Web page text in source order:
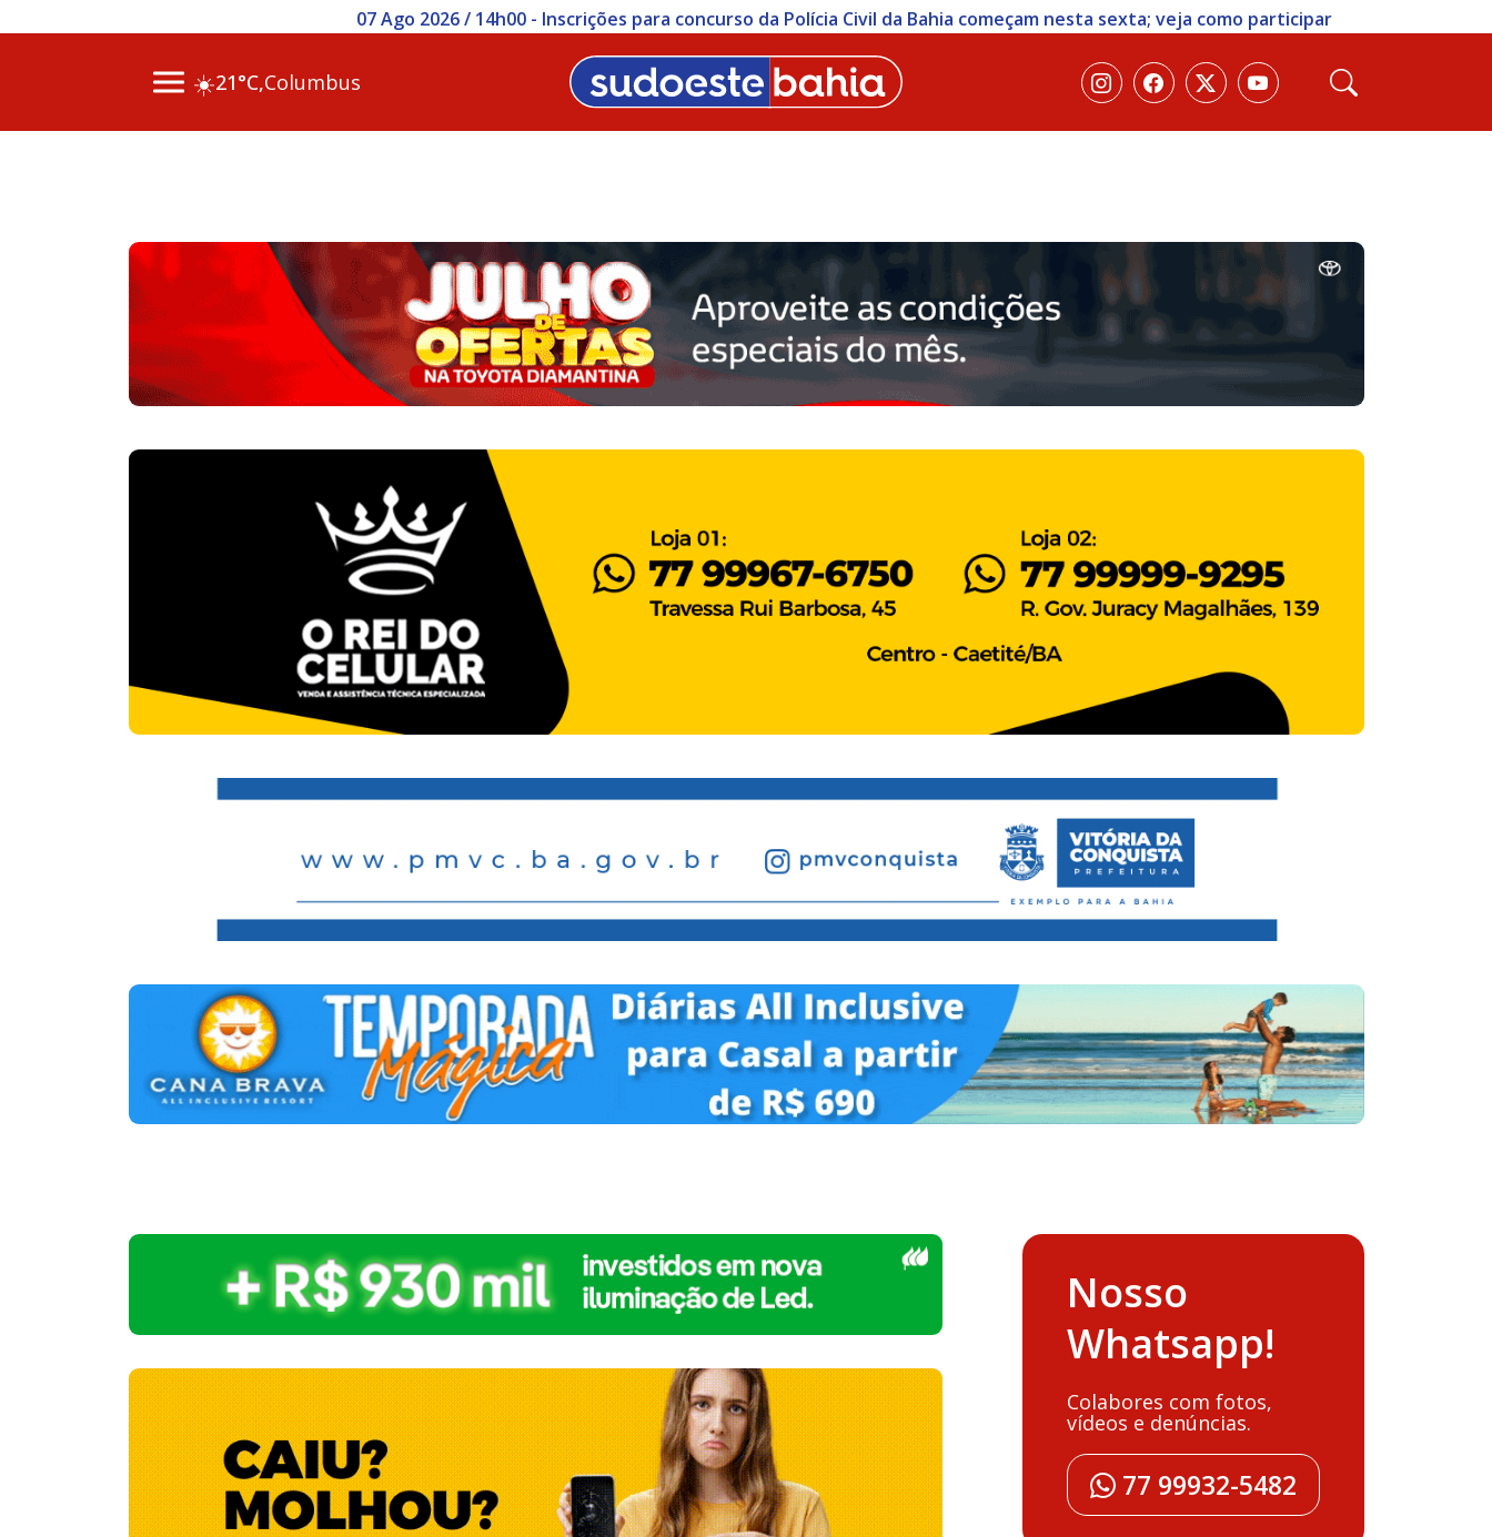
07 Ago 2026 / 14h00 - Inscrições para concurso da Polícia Civil da Bahia começam nesta sexta; veja como participar
☀️21°C,Columbus
Nosso
Whatsapp!
Colabores com fotos,
vídeos e denúncias.
77 99932-5482